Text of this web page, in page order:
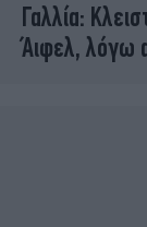
Γαλλία:
Άιφελ, λόγω